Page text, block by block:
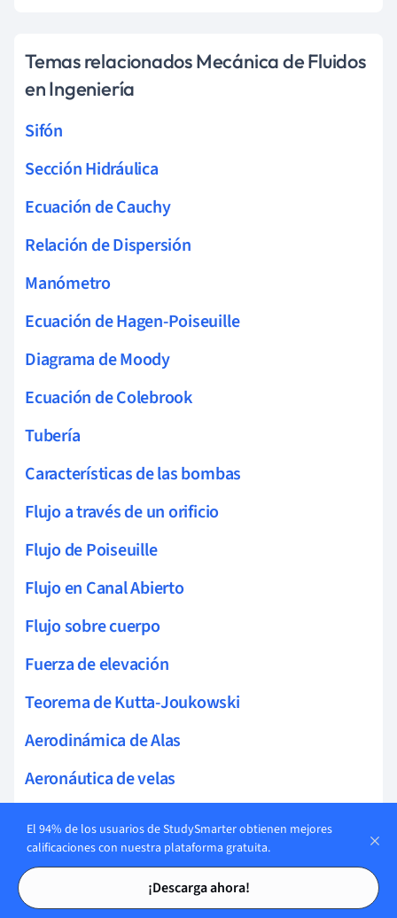
Tarjetas de estudio
Tarjetas de estudio
Temas relacionados Mecánica de Fluidos
en Ingeniería
Sifón
Sección Hidráulica
Ecuación de Cauchy
Relación de Dispersión
Manómetro
Ecuación de Hagen-Poiseuille
Diagrama de Moody
Ecuación de Colebrook
Tubería
Características de las bombas
Flujo a través de un orificio
Flujo de Poiseuille
Flujo en Canal Abierto
Flujo sobre cuerpo
Fuerza de elevación
Teorema de Kutta-Joukowski
Aerodinámica de Alas
Aeronáutica de velas
Arrastre por presión
Arrastre en una esfera
El 94% de los usuarios de StudySmarter obtienen mejores
calificaciones con nuestra plataforma gratuita.
¡Descarga ahora!